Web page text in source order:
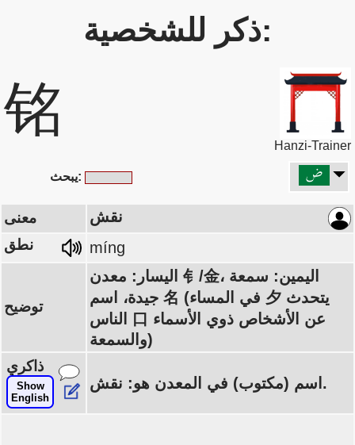
ذكر للشخصية:
铭
Hanzi-Trainer
يبحث:
معنى نقش
نطق míng
توضيح
اليسار: معدن 钅/金، اليمين: سمعة
جيدة، اسم 名 (في المساء 夕 يتحدث
الناس 口 عن الأشخاص ذوي الأسماء
والسمعة)
ذاكري
Show
English
اسم (مكتوب) في المعدن هو: نقش.